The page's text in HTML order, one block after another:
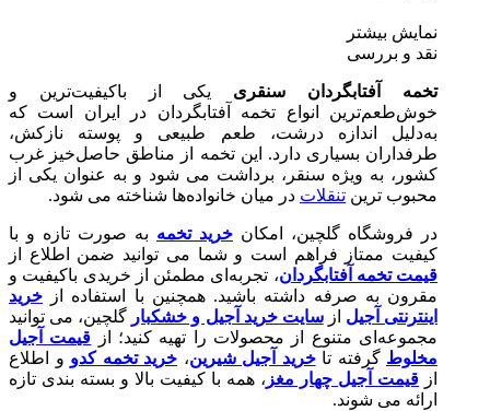
نمایش بیشتر
نقد و بررسی
تخمه آفتابگردان سنقری یکی از باکیفیت‌ترین و
خوش‌طعم‌ترین انواع تخمه آفتابگردان در ایران است که
به‌دلیل اندازه درشت، طعم طبیعی و پوسته نازکش،
طرفداران بسیاری دارد. این تخمه از مناطق حاصل‌خیز غرب
کشور، به‌ ویژه سنقر، برداشت می‌ شود و به عنوان یکی از
محبوب‌ ترین تنقلات در میان خانواده‌ها شناخته می‌ شود.
در فروشگاه گلچین، امکان خرید تخمه به‌ صورت تازه و با
کیفیت ممتاز فراهم است و شما می‌ توانید ضمن اطلاع از
قیمت تخمه آفتابگردان، تجربه‌ای مطمئن از خریدی باکیفیت و
مقرون‌ به‌ صرفه داشته باشید. همچنین با استفاده از خرید
اینترنتی آجیل ازسایت خرید آجیل و خشکبار گلچین، می‌ توانید
مجموعه‌ای متنوع از محصولات را تهیه کنید؛ از قیمت آجیل
مخلوط گرفته تاخرید آجیل شیرین، خرید تخمه کدو و اطلاع
از قیمت آجیل چهار مغز ، همه با کیفیت بالا و بسته‌ بندی تازه
ارائه می‌ شوند.